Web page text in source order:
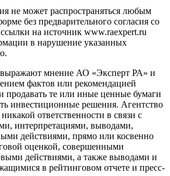
не может распространяться любым
без предварительного согласия со
на источник www.raexpert.ru
в нарушение указанных
мнение АО «Эксперт РА» и
фактов или рекомендацией
продавать те или иные ценные бумаги
инвестиционные решения. Агентство
ответственности в связи с
интерпретациями, выводами,
действиями, прямо или косвенно
оценкой, совершенными
действиями, а также выводами и
в рейтинговом отчете и пресс-